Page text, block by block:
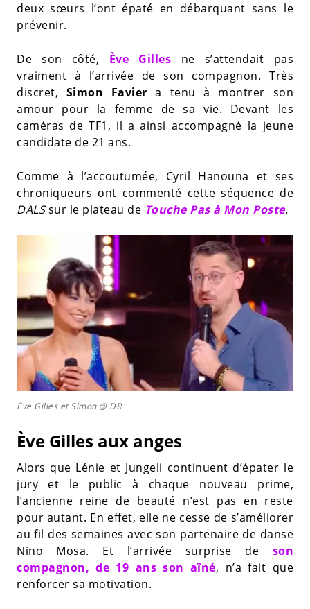
deux sœurs l’ont épaté en débarquant sans le
prévenir.
De son côté, Ève Gilles ne s’attendait pas
vraiment à l’arrivée de son compagnon. Très
discret, Simon Faviera tenu à montrer son
amour pour la femme de sa vie. Devant les
caméras de TF1, il a ainsi accompagné la jeune
candidate de 21 ans.
Comme à l’accoutumée, Cyril Hanouna et ses
chroniqueurs ont commenté cette séquence de
DALSsur le plateau de Touche Pas à Mon Poste.
Ève Gilles et Simon @ DR
Ève Gilles aux anges
Alors que Lénie et Jungeli continuent d’épater le
jury et le public à chaque nouveau prime,
l’ancienne reine de beauté n’est pas en reste
pour autant. En effet, elle ne cesse de s’améliorer
au fil des semaines avec son partenaire de danse
Nino Mosa. Et l’arrivée surprise de son
compagnon, de 19 ans son aîné, n’a fait que
renforcer sa motivation.